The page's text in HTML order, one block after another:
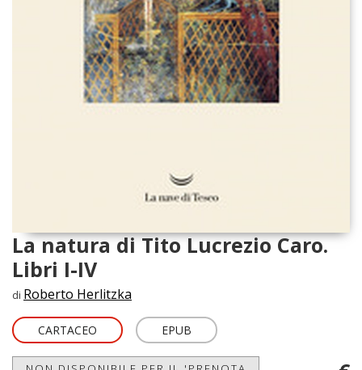
La natura di Tito Lucrezio Caro.
Libri I-IV
di Roberto Herlitzka
CARTACEO EPUB